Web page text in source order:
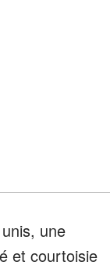
une
et courtoisie